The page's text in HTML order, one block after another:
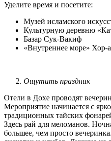
Уделите время и посетите:
Музей исламского
Культурную деревню
Базар Сук-Вакиф
«Внутреннее море» Хор-
Ощутить праздник
Отели в Дохе проводят
Мероприятие начинается с
традиционных тайских
Здесь рай для меломанов.
большее, чем просто